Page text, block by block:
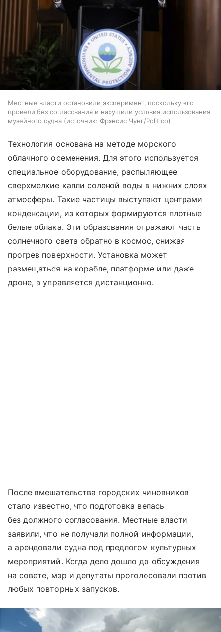
Местные власти остановили эксперимент, поскольку его
провели без согласования и нарушили условия использования
музейного судна
источник: Фрэнсис Чунг/Politico
Технология основана на методе морского
облачного осеменения. Для этого используется
специальное оборудование, распыляющее
сверхмелкие капли соленой воды в нижних слоях
атмосферы. Такие частицы выступают центрами
конденсации, из которых формируются плотные
белые облака. Эти образования отражают часть
солнечного света обратно в космос, снижая
прогрев поверхности. Установка может
размещаться на корабле, платформе или даже
дроне, а управляется дистанционно.
После вмешательства городских чиновников
стало известно, что подготовка велась
без должного согласования. Местные власти
заявили, что не получали полной информации,
а арендовали судна под предлогом культурных
мероприятий. Когда дело дошло до обсуждения
на совете, мэр и депутаты проголосовали против
любых повторных запусков.